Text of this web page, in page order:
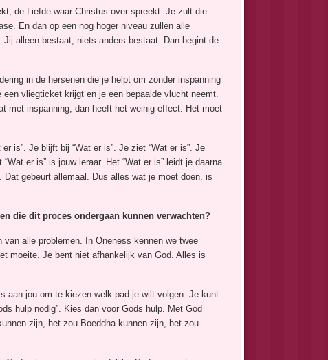
de Liefde waar Christus over spreekt. Je zult die
En dan op een nog hoger niveau zullen alle
alleen bestaat, niets anders bestaat. Dan begint de
in de hersenen die je helpt om zonder inspanning
vliegticket krijgt en je een bepaalde vlucht neemt.
met inspanning, dan heeft het weinig effect. Het moet
is”. Je blijft bij “Wat er is”. Je ziet “Wat er is”. Je
er is” is jouw leraar. Het “Wat er is” leidt je daarna.
gebeurt allemaal. Dus alles wat je moet doen, is
die dit proces ondergaan kunnen verwachten?
alle problemen. In Oneness kennen we twee
moeite. Je bent niet afhankelijk van God. Alles is
aan jou om te kiezen welk pad je wilt volgen. Je kunt
hulp nodig”. Kies dan voor Gods hulp. Met God
zijn, het zou Boeddha kunnen zijn, het zou